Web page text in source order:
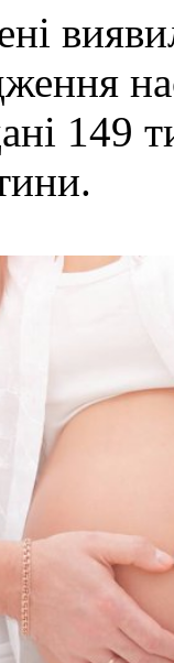
149